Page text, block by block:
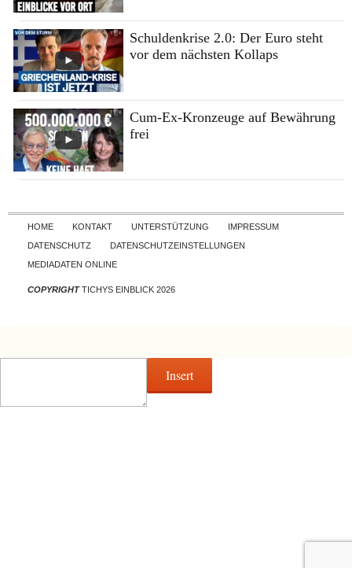
Schuldenkrise 2.0: Der Euro steht
vor dem nächsten Kollaps
Cum-Ex-Kronzeuge auf Bewährung
frei
Skip to content
HOME KONTAKT UNTERSTÜTZUNG
IMPRESSUM
DATENSCHUTZ
DATENSCHUTZEINSTELLUNGEN
MEDIADATEN ONLINE
COPYRIGHTTICHYS EINBLICK 2026
Insert